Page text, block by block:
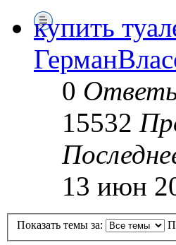
купить
0
15532
13 июн
Показать темы за: